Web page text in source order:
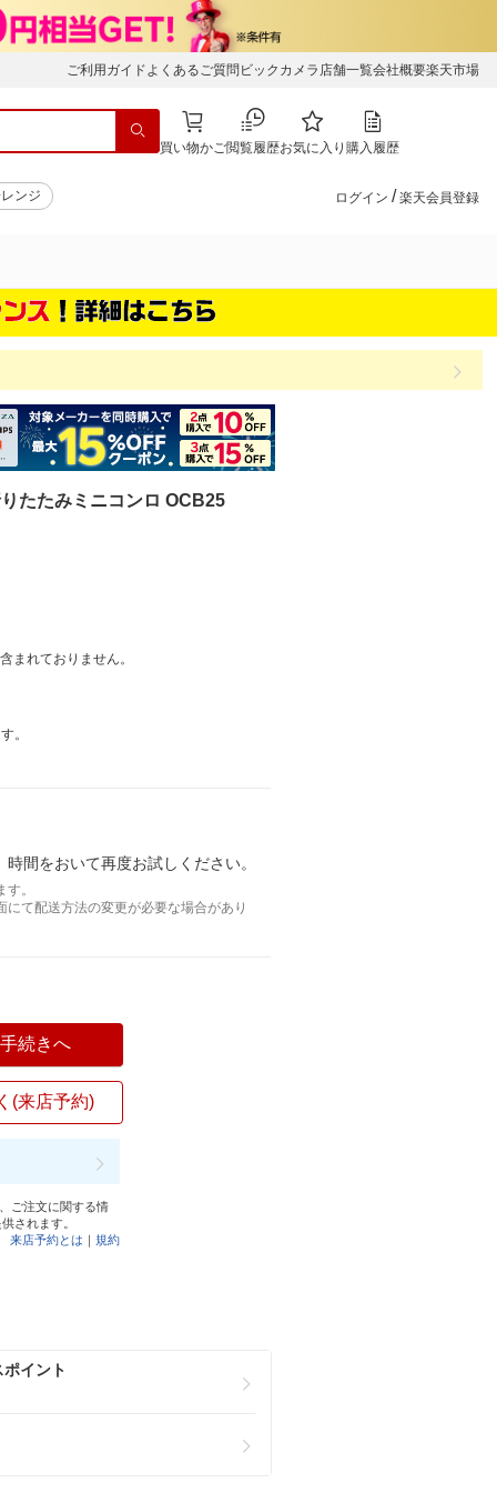
ご利用ガイド よくあるご質問 ビックカメラ店舗一覧会社概要楽天市場
買い物かご閲覧履歴お気に入り 購入履歴
ンジ ログイン / 楽天会員登録
たたみミニコンロ OCB25
まれておりません。
。
間をおいて再度お試しください。
。
て配送方法の変更が必要な場合があり
続きへ
(来店予約)
ご注文に関する情
されます。
来店予約とは ｜規約
イント